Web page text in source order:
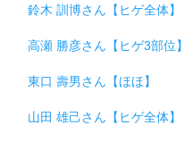
鈴木 訓博さん【ヒゲ全体】
高瀬 勝彦さん【ヒゲ3部位】
東口 壽男さん【ほほ】
山田 雄己さん【ヒゲ全体】